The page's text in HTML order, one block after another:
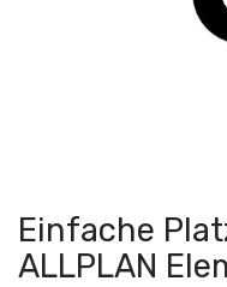
Einfache
ALLPLAN